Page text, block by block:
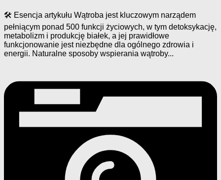
🛠️ Esencja artykułu Wątroba jest kluczowym narządem
pełniącym ponad 500 funkcji życiowych, w tym detoksykację,
metabolizm i produkcję białek, a jej prawidłowe
funkcjonowanie jest niezbędne dla ogólnego zdrowia i
energii. Naturalne sposoby wspierania wątroby...